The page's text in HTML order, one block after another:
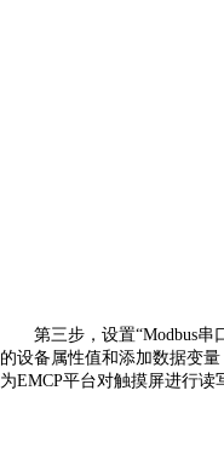
第三步，设置“Modbus
的设备属性值和添加数据变
为EMCP平台对触摸屏进行读